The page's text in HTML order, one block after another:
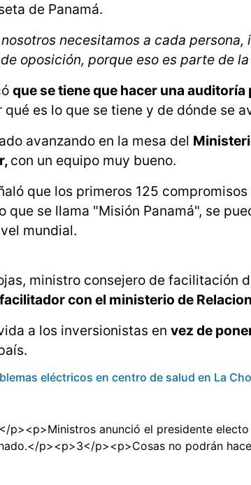
de Panamá.
necesitamos a cada
oposición, porque eso es parte de
que se tiene que hacer una
qué es lo que se tiene y de dónde se
avanzando en la mesa del
con un equipo muy bueno.
que los primeros 125
que se llama "Misión Panamá", se
mundial.
ministro consejero de facilitación
con el ministerio de
a los inversionistas en vez de
eléctricos en centro de salud en La
p><p>Ministros anunció el presidente
p><p>3</p><p>Cosas no podrán